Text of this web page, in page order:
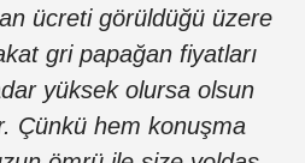
ücreti görüldüğü üzere
gri papağan fiyatları
yüksek olursa olsun
Çünkü hem konuşma